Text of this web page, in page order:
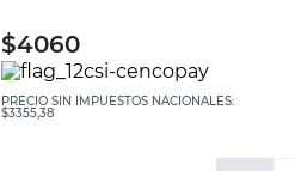
$4060
PRECIO SIN IMPUESTOS NACIONALES:
$3355,38